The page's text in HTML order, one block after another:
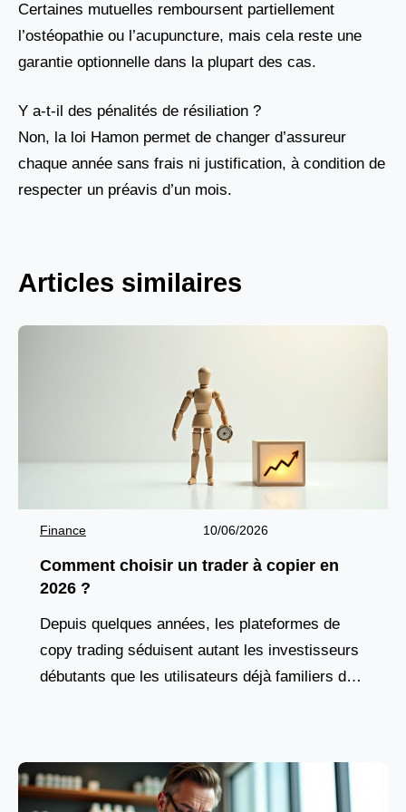
Certaines mutuelles remboursent partiellement
l’ostéopathie ou l’acupuncture, mais cela reste une
garantie optionnelle dans la plupart des cas.
Y a-t-il des pénalités de résiliation ?
Non, la loi Hamon permet de changer d’assureur
chaque année sans frais ni justification, à condition de
respecter un préavis d’un mois.
Articles similaires
Finance 10/06/2026
Comment choisir un trader à copier en
2026 ?
Depuis quelques années, les plateformes de
copy trading séduisent autant les investisseurs
débutants que les utilisateurs déjà familiers des